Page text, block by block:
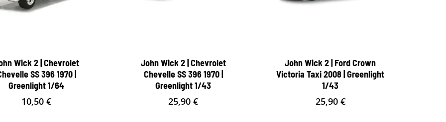
Wick 2 | Chevrolet
SS 396 1970 |
Greenlight 1/64
10,50€
John Wick 2 | Chevrolet
Chevelle SS 396 1970 |
Greenlight 1/43
25,90€
John Wick 2 | Ford Crown
Victoria Taxi 2008 | Greenlight
1/43
25,90 €